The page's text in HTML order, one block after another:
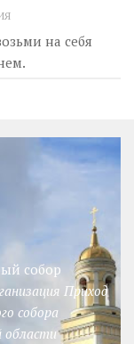
на себя
собор
Приход
собора
области